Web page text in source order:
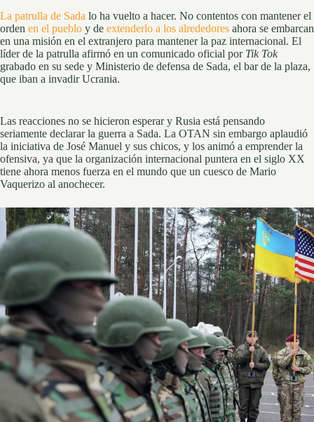
La patrulla de Sada lo ha vuelto a hacer. No contentos con mantener el
orden en el pueblo y de extenderlo a los alrededores ahora se embarcan
en una misión en el extranjero para mantener la paz internacional. El
líder de la patrulla afirmó en un comunicado oficial por Tik Tok
grabado en su sede y Ministerio de defensa de Sada, el bar de la plaza,
que iban a invadir Ucrania.
Las reacciones no se hicieron esperar y Rusia está pensando
seriamente declarar la guerra a Sada. La OTAN sin embargo aplaudió
la iniciativa de José Manuel y sus chicos, y los animó a emprender la
ofensiva, ya que la organización internacional puntera en el siglo XX
tiene ahora menos fuerza en el mundo que un cuesco de Mario
Vaquerizo al anochecer.